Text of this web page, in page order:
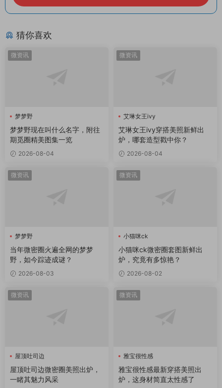
猜你喜欢
微资讯
梦梦野
梦梦野现在叫什么名字，附往
期觅圈精美图集一览
2026-08-04
微资讯
艾琳女王ivy
艾琳女王ivy穿搭美照新鲜出
炉，哪套造型戳中你？
2026-08-04
微资讯
梦梦野
当年微密圈火遍全网的梦梦
野，如今踪迹成谜？
2026-08-03
微资讯
小猫咪ck
小猫咪ck微密圈套图新鲜出
炉，究竟有多惊艳？
2026-08-02
微资讯
屋顶吐司边
屋顶吐司边微密圈
屋顶吐司边微密圈美照出炉，
一睹其魅力风采
微资讯
雅宝很性感
雅宝很性感最新穿搭美照出
炉，这身材简直太性感了